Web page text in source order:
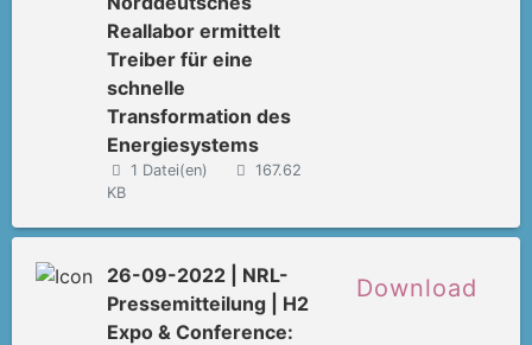
Reallabor ermittelt
Treiber für eine
schnelle
Transformation des
Energiesystems
1 Datei(en)
167.62
KB
26-09-2022 | NRL-
Pressemitteilung | H2
Expo & Conference:
Download